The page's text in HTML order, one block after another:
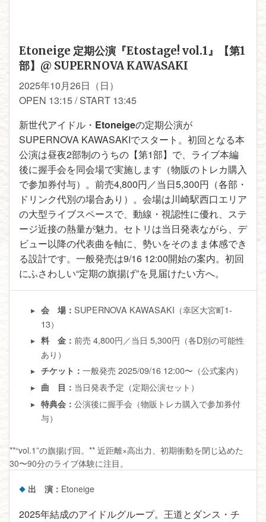
Etoneige 定期公演『Etostage! vol.1』【第1
部】@ SUPERNOVA KAWASAKI
2025年10月26日（日）
OPEN 13:15 / START 13:45
新世代アイドル・ Etoneigeの定期公演が
SUPERNOVA KAWASAKIでスタート。初回となる本
公演は昼夜2部制のうちの【第1部】で、ライブ本編
後に握手会を同会場で実施します（物販のトレカ購入
で参加券付与）。前売4,800円／当日5,300円（各部・
ドリンク代別の場合あり）。会場は川崎駅西口エリア
の大型ライブスペースで、動線・視認性に優れ、ステ
ージ近接の熱量が魅力。セトリは当日発表ながら、デ
ビュー以降の代表曲を軸に、勢いをそのまま体感でき
る設計です。一般発売は9/16 12:00開始の案内。初回
にふさわしい“定期の旗揚げ”を見届けたい方へ。
会 場：SUPERNOVA KAWASAKI（幸区大宮町1-
13）
料 金：前売 4,800円／当日 5,300円（各D別の可能性
あり）
チケット：一般発売 2025/09/16 12:00〜（公式案内）
曲 目： 当日発表予定（定期公演セット）
特典会：公演後に握手会（物販トレカ購入で参加券付
与）
**“vol.1”の旗揚げ回。** 近距離×高出力、初期衝動を閉じ込めた
30〜90分のライブ体験に注目。
出 演： Etoneige
2025年結成のアイドルグループ。王道とダンス・チ